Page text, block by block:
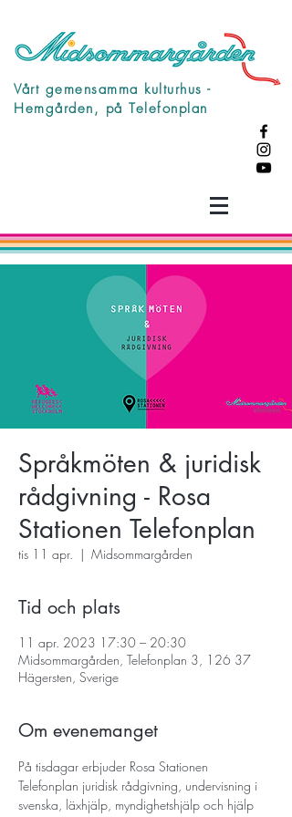
Vårt gemensamma kulturhus -
Hemgården, på Telefonplan
Språkmöten & juridisk
rådgivning - Rosa
Stationen Telefonplan
tis 11 apr.
  |
Midsommargården
Tid och plats
11 apr. 2023 17:30 – 20:30
Midsommargården, Telefonplan 3, 126 37
Hägersten, Sverige
Om evenemanget
På tisdagar erbjuder Rosa Stationen
Telefonplan juridisk rådgivning, undervisning i
svenska, läxhjälp, myndighetshjälp och hjälp